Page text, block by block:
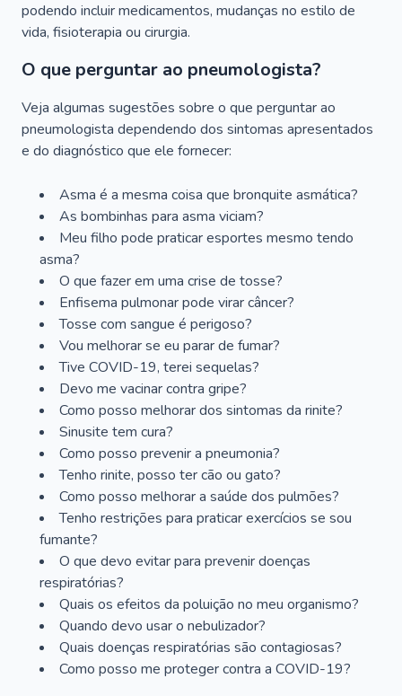
podendo incluir medicamentos, mudanças no estilo de
vida, fisioterapia ou cirurgia.
O que perguntar ao pneumologista?
Veja algumas sugestões sobre o que perguntar ao
pneumologista dependendo dos sintomas apresentados
e do diagnóstico que ele fornecer:
Asma é a mesma coisa que bronquite asmática?
As bombinhas para asma viciam?
Meu filho pode praticar esportes mesmo tendo
asma?
O que fazer em uma crise de tosse?
Enfisema pulmonar pode virar câncer?
Tosse com sangue é perigoso?
Vou melhorar se eu parar de fumar?
Tive COVID-19, terei sequelas?
Devo me vacinar contra gripe?
Como posso melhorar dos sintomas da rinite?
Sinusite tem cura?
Como posso prevenir a pneumonia?
Tenho rinite, posso ter cão ou gato?
Como posso melhorar a saúde dos pulmões?
Tenho restrições para praticar exercícios se sou
fumante?
O que devo evitar para prevenir doenças
respiratórias?
Quais os efeitos da poluição no meu organismo?
Quando devo usar o nebulizador?
Quais doenças respiratórias são contagiosas?
Como posso me proteger contra a COVID-19?